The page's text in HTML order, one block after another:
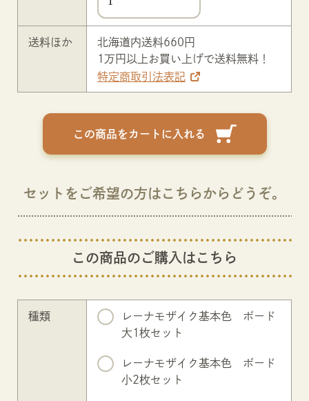
送料ほか
北海道内送料660円
1万円以上お買い上げで送料無料！
特定商取引法表記
この商品をカートに入れる
セットをご希望の方はこちらからどうぞ。
この商品のご購入はこちら
種類
レーナモザイク基本色 ボード
大1枚セット
レーナモザイク基本色 ボード
小2枚セット